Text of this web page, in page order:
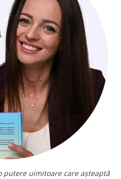
putere uimitoare care așteaptă